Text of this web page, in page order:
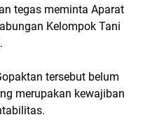
tegas meminta Aparat
Kelompok Tani
tersebut belum
merupakan kewajiban